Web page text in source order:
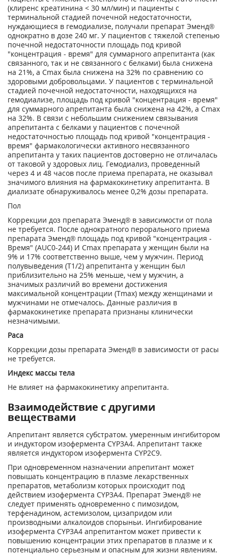
(клиренс креатинина < 30 мл/мин) и пациенты с
терминальной стадией почечной недостаточности,
нуждающиеся в гемодиализе, получали препарат Эменд®
однократно в дозе 240 мг. У пациентов с тяжелой степенью
почечной недостаточности площадь под кривой
"концентрация - время" для суммарного апрепитанта (как
связанного, так и не связанного с белками) была снижена
на 21%, а Сmах была снижена на 32% по сравнению со
здоровыми добровольцами. У пациентов с терминальной
стадией почечной недостаточности, находящихся на
гемодиализе, площадь под кривой "концентрация - время"
для суммарного апрепитанта была снижена на 42%, а Сmах
на 32%. В связи с небольшим снижением связывания
апрепитанта с белками у пациентов с почечной
недостаточностью площадь под кривой "концентрация -
время" фармакологически активного несвязанного
апрепитанта у таких пациентов достоверно не отличалась
от таковой у здоровых лиц. Гемодиализ, проведенный
через 4 и 48 часов после приема препарата, не оказывал
значимого влияния на фармакокинетику апрепитанта. В
диализате обнаруживалось менее 0,2% дозы препарата.
Пол
Коррекции доз препарата Эменд® в зависимости от пола
не требуется. После однократного перорального приема
препарата Эменд® площадь под кривой "концентрация -
Время" (AUC0-244) И Сmах препарата у женщин были на
9% и 17% соответственно выше, чем у мужчин. Период
полувыведения (Т1/2) апрепитанта у женщин был
приблизительно на 25% меньше, чем у мужчин, а
значимых различий во времени достижения
максимальной концентрации (Тmах) между женщинами и
мужчинами не отмечалось. Данные различия в
фармакокинетике препарата признаны клинически
незначимыми.
Раса
Коррекции дозы препарата Эменд® в зависимости от расы
не требуется.
Индекс массы тела
Не влияет на фармакокинетику апрепитанта.
Взаимодействие с другими
веществами
Апрепитант является субстратом. умеренным ингибитором
и индуктором изофермента CYP3A4. Апрепитант также
является индуктором изофермента CYP2C9.
При одновременном назначении апрепитант может
повышать концентрацию в плазме лекарственных
препаратов, метаболизм которых происходит под
действием изофермента CYP3A4. Препарат Эменд® не
следует применять одновременно с пимозидом,
терфенадином, астемизолом, цизапридом или
производными алкалоидов спорыньи. Ингибирование
изофермента CYP3A4 апрепитантом может привести к
повышению концентрации этих препаратов в плазме и к
потенциально серьезным и опасным для жизни явлениям.